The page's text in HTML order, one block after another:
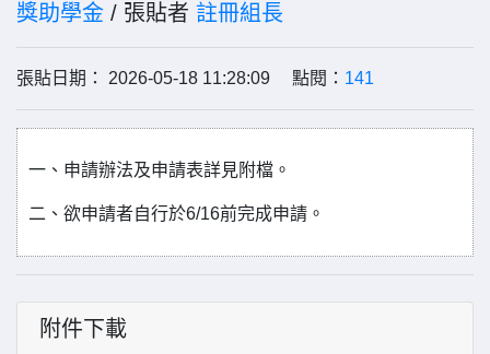
獎助學金 / 張貼者 註冊組長
張貼日期： 2026-05-18 11:28:09 點閱： 141
一、申請辦法及申請表詳見附檔。
二、欲申請者自行於6/16前完成申請。
附件下載